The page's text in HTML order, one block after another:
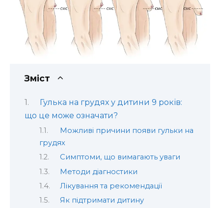
Зміст
Гулька на грудях у дитини 9 років:
що це може означати?
Можливі причини появи гульки на
грудях
Симптоми, що вимагають уваги
Методи діагностики
Лікування та рекомендації
Як підтримати дитину